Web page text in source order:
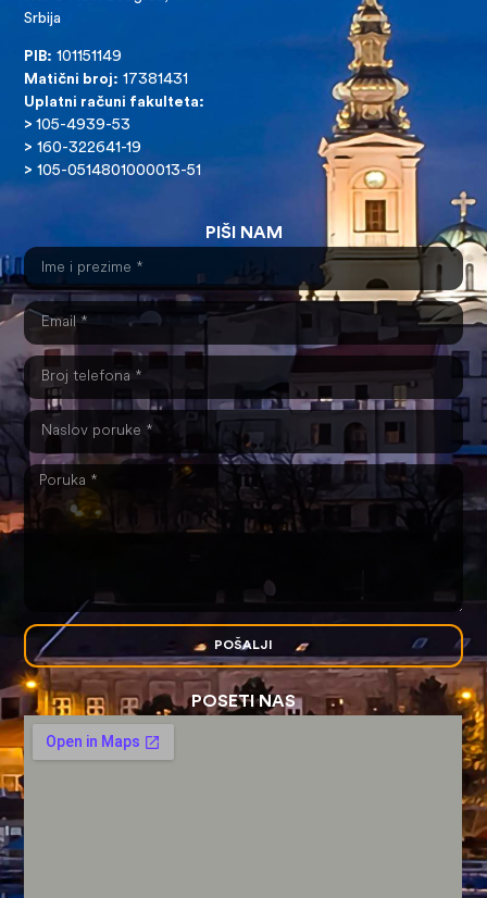
Srbija
PIB: 101151149
Matični broj: 17381431
Uplatni računi fakulteta:
>105-4939-53
> 160-322641-19
> 105-0514801000013-51
PIŠI NAM
POŠALJI
POSETI NAS